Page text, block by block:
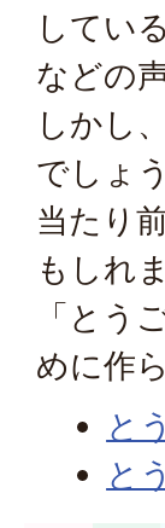
してい
などの
しかし
でしょ
当たり
もしれ
「とう
めに作
と
と